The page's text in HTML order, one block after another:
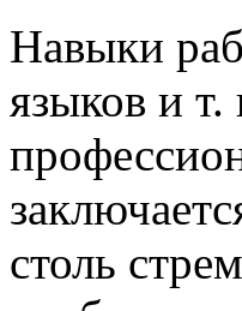
Навыки
языков и
столь